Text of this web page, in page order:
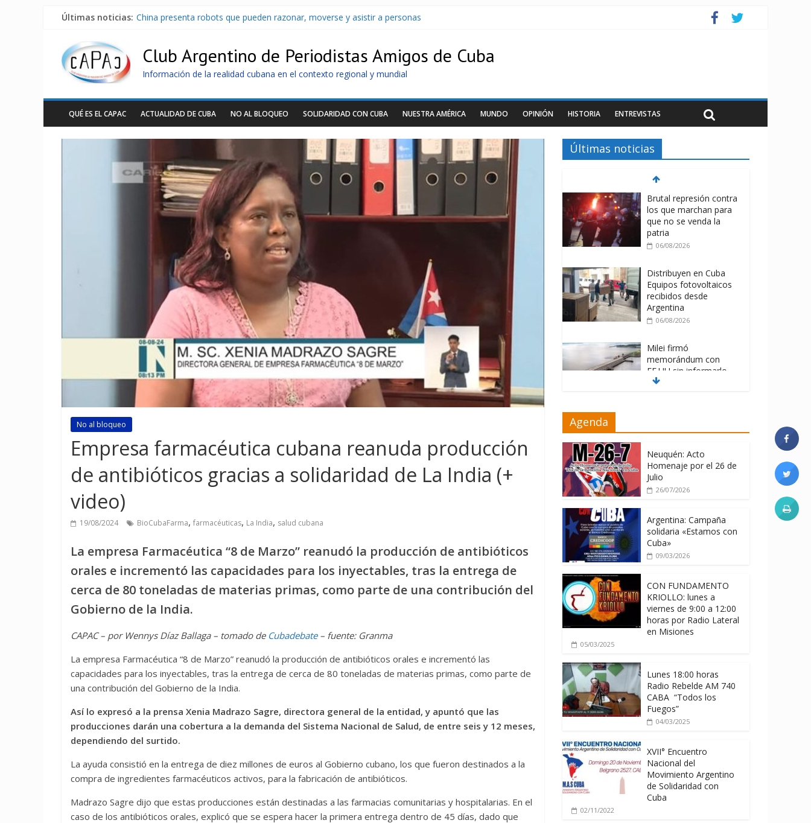
Últimas noticias: China presenta robots que pueden razonar, moverse y asistir a personas
Distribuyen en Cuba Equipos fotovoltaicos recibidos desde Argentina
Milei firmó memorándum con EE.UU sin informarlo
Club Argentino de Periodistas Amigos de Cuba
Información de la realidad cubana en el contexto regional y mundial
QUÉ ES EL CAPAC ACTUALIDAD DE CUBA NO AL BLOQUEO SOLIDARIDAD CON CUBA NUESTRA AMÉRICA MUNDO OPINIÓN HISTORIA ENTREVISTAS
No al bloqueo
Empresa farmacéutica cubana reanuda producción
de antibióticos gracias a solidaridad de La India (+
video)
19/08/2024 BioCubaFarma, farmacéuticas, La India, salud cubana
La empresa Farmacéutica “8 de Marzo” reanudó la producción de antibióticos
orales e incrementó las capacidades para los inyectables, tras la entrega de
cerca de 80 toneladas de materias primas, como parte de una contribución del
Gobierno de la India.
CAPAC – por Wennys Díaz Ballaga – tomado de Cubadebate– fuente: Granma
La empresa Farmacéutica “8 de Marzo” reanudó la producción de antibióticos orales e incrementó las
capacidades para los inyectables, tras la entrega de cerca de 80 toneladas de materias primas, como parte de
una contribución del Gobierno de la India.
Así lo expresó a la prensa Xenia Madrazo Sagre, directora general de la entidad, y apuntó que las
producciones darán una cobertura a la demanda del Sistema Nacional de Salud, de entre seis y 12 meses,
dependiendo del surtido.
La ayuda consistió en la entrega de diez millones de euros al Gobierno cubano, los que fueron destinados a la
compra de ingredientes farmacéuticos activos, para la fabricación de antibióticos.
Madrazo Sagre dijo que estas producciones están destinadas a las farmacias comunitarias y hospitalarias. En el
caso de los antibióticos orales, explicó que se espera hacer la primera entrega dentro de 45 días, dado que
Últimas noticias
Brutal represión contra
los que marchan para
que no se venda la
patria
06/08/2026
Distribuyen en Cuba
Equipos fotovoltaicos
recibidos desde
Argentina
06/08/2026
Milei firmó
memorándum con
EE.UU sin informarlo
04/08/2026
EEUU contra Cuba
cooperación militar con
Rusia y China
06/08/2026
Agenda
Neuquén: Acto
Homenaje por el 26 de
Julio
26/07/2026
Argentina: Campaña
solidaria «Estamos con
Cuba»
09/03/2026
CON FUNDAMENTO
KRIOLLO: lunes a
viernes de 9:00 a 12:00
horas por Radio Lateral
en Misiones
05/03/2025
Lunes 18:00 horas
Radio Rebelde AM 740
CABA “Todos los
Fuegos”
04/03/2025
XVII° Encuentro
Nacional del
Movimiento Argentino
de Solidaridad con
Cuba
02/11/2022